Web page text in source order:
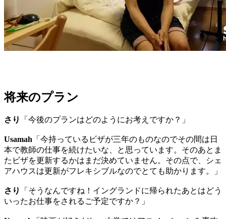
将来のプラン
さり 「今後のプランはどのようにお考えですか？」
Usamah 「今持っているビザが三年のものなのでその間は日
本で教師の仕事を続けたいな、と思っています。そのあとま
たビザを更新するかはまだ決めていません。その点で、シェ
アハウスは更新がフレキシブルなのでとても助かります。」
さり
「そうなんですね！イングランドに帰られたあとはどう
いったお仕事をされるご予定ですか？」